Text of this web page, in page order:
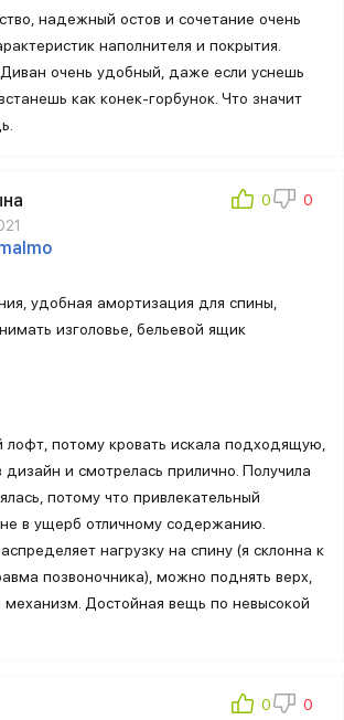
надежный остов и сочетание очень
наполнителя и покрытия.
очень удобный, даже если уснешь
как конек-горбунок. Что значит
удобная амортизация для спины,
изголовье, бельевой ящик
лофт, потому кровать искала подходящую,
дизайн и смотрелась прилично. Получила
потому что привлекательный
в ущерб отличному содержанию.
нагрузку на спину (я склонна к
позвоночника), можно поднять верх,
механизм. Достойная вещь по невысокой